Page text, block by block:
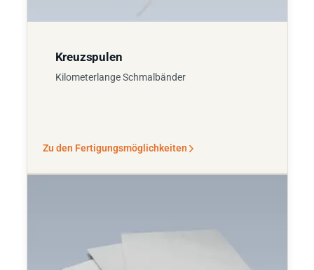
Kreuzspulen
Kilometerlange Schmalbänder
Zu den Fertigungsmöglichkeiten